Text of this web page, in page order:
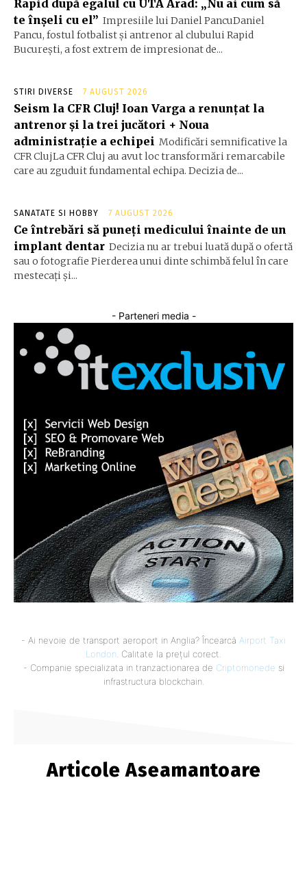
Rapid după egalul cu UTA Arad: „Nu ai cum să
te înșeli cu el” Impresiile lui Daniel PancuDaniel
Pancu, fostul fotbalist și antrenor al clubului Rapid
București, a fost extrem de impresionat de...
STIRI DIVERSE 7 AUGUST 2026
Seism la CFR Cluj! Ioan Varga a renunțat la
antrenor și la trei jucători + Noua
administrație a echipei Modificări semnificative la
CFR ClujLa CFR Cluj au avut loc transformări remarcabile
care au zguduit fundamental echipa. Decizia de...
SANATATE SI HOBBY 7 AUGUST 2026
Ce întrebări să puneți medicului înainte de un
implant dentar Decizia nu ar trebui luată după o ofertă
sau o fotografie Pierderea unui dinte schimbă felul în care
mestecați și...
- Parteneri media -
- Ai nevoie de transport aeroport in Anglia? Încearcă Airport Taxi
London. Calitate la prețul corect.
- Companie specializata in tranzactionarea de Criptomonede si
infrastructura blockchain.
Articole Aseamantoare